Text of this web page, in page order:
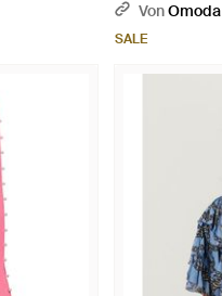
VonOmoda
SALE